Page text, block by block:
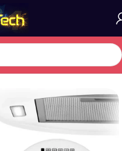
кухні/Кухонні витяжки